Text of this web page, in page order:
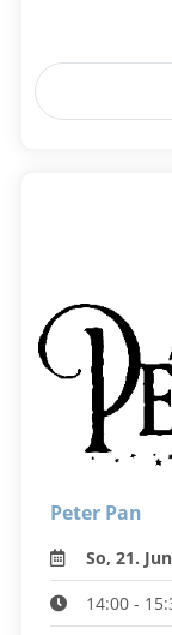
Peter Pan
So, 21.
14:00 -